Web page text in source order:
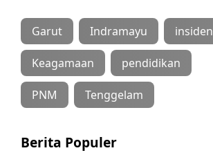
Garut Indramayu insiden
Keagamaan pendidikan
PNM Tenggelam
Berita Populer